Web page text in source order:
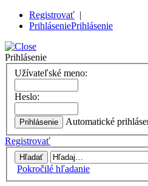
Registrovať |
PrihláseniePrihlásenie
Prihlásenie
Užívateľské meno:
Heslo:
Automatické
Registrovať
Pokročilé hľadanie